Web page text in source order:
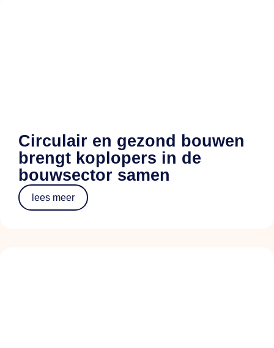
Circulair en gezond bouwen
brengt koplopers in de
bouwsector samen
lees meer